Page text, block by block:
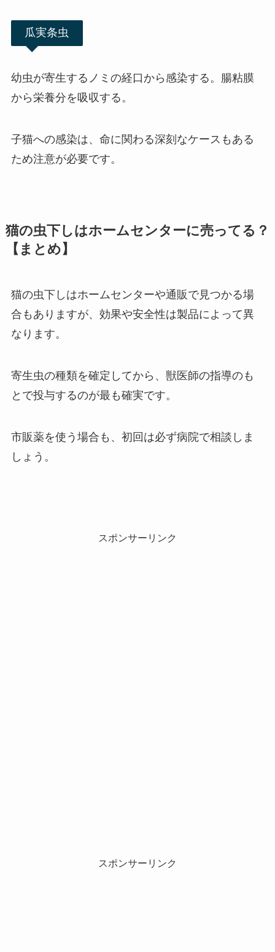
瓜実条虫
幼虫が寄生するノミの経口から感染する。腸粘膜
から栄養分を吸収する。
子猫への感染は、命に関わる深刻なケースもある
ため注意が必要です。
猫の虫下しはホームセンターに売ってる？
【まとめ】
猫の虫下しはホームセンターや通販で見つかる場
合もありますが、効果や安全性は製品によって異
なります。
寄生虫の種類を確定してから、獣医師の指導のも
とで投与するのが最も確実です。
市販薬を使う場合も、初回は必ず病院で相談しま
しょう。
スポンサーリンク
スポンサーリンク